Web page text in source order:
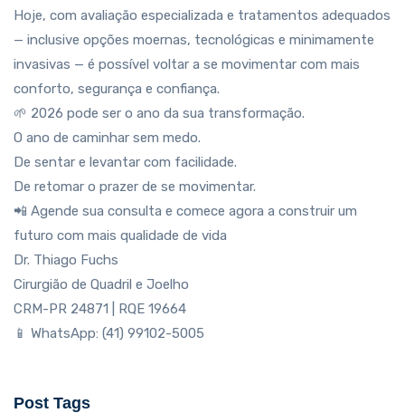
Hoje, com avaliação especializada e tratamentos adequados
— inclusive opções moernas, tecnológicas e minimamente
invasivas — é possível voltar a se movimentar com mais
conforto, segurança e confiança.
🌱 2026 pode ser o ano da sua transformação.
O ano de caminhar sem medo.
De sentar e levantar com facilidade.
De retomar o prazer de se movimentar.
📲 Agende sua consulta e comece agora a construir um
futuro com mais qualidade de vida
Dr. Thiago Fuchs
Cirurgião de Quadril e Joelho
CRM-PR 24871 | RQE 19664
📱 WhatsApp: (41) 99102-5005
Post Tags